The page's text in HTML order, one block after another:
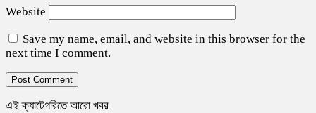
Website
Save my name, email, and website in this browser for the
next time I comment.
এই ক্যাটেগরিতে আরো খবর